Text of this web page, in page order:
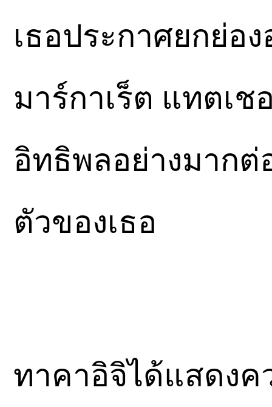
เธอประกาศยกย่อ
มาร์กาเร็ต แทตเช
อิทธิพลอย่างมากต่
ตัวของเธอ
ทาคาอิจิได้แสดงค